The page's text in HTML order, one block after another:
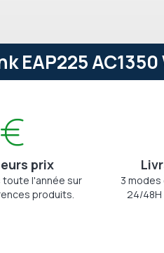
EAP225
prix
toute l'année sur
produits.
3 modes
24/